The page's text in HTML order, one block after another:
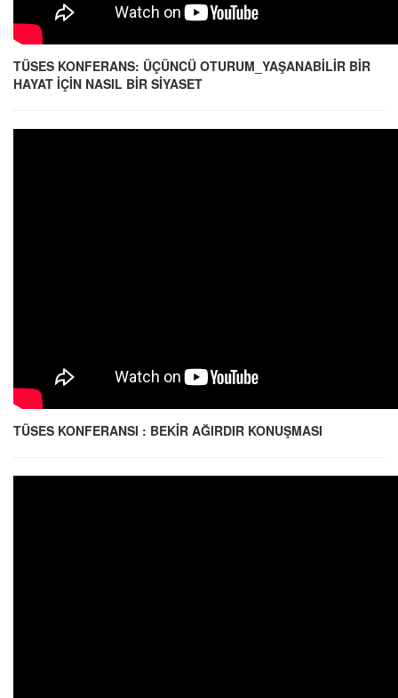
TÜSES KONFERANS: ÜÇÜNCÜ OTURUM_YAŞANABİLİR BİR
HAYAT İÇİN NASIL BİR SİYASET
TÜSES KONFERANSI : BEKİR AĞIRDIR KONUŞMASI